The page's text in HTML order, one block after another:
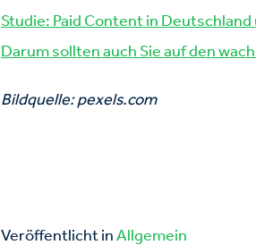
Studie: Paid Content in
Darum sollten auch Sie auf den
Bildquelle: pexels.com
Veröffentlicht inAllgemein